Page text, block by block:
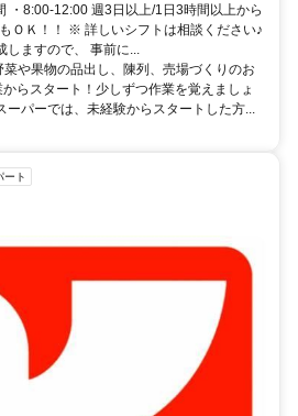
・8:00-12:00 週3日以上/1日3時間以上から
ＯＫ！！ ※ 詳しいシフトは相談ください♪
ますので、 事前に...
や果物の品出し、陳列、売場づくりのお
らスタート！少しずつ作業を覚えましょ
ーパーでは、未経験からスタートした方...
ート